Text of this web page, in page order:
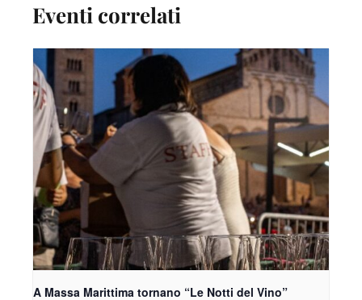
Eventi correlati
A Massa Marittima tornano “Le Notti del Vino”